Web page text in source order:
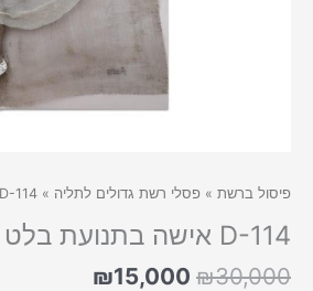
פיסול ברשת » פסלי רשת גדולים לתליה » D-114 אישה בתנועת בלט
D-114 אישה בתנועת בלט
₪30,000
המחיר ₪15,000